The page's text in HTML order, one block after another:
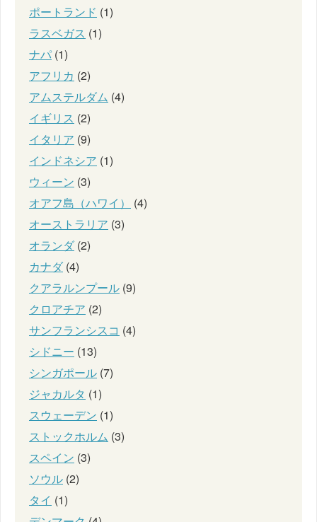
ポートランド (1)
ラスベガス (1)
ナパ (1)
アフリカ (2)
アムステルダム (4)
イギリス (2)
イタリア (9)
インドネシア (1)
ウィーン (3)
オアフ島（ハワイ）
(4)
オーストラリア (3)
オランダ(2)
カナダ(4)
クアラルンプール (9)
クロアチア (2)
サンフランシスコ (4)
シドニー (13)
シンガポール (7)
ジャカルタ (1)
スウェーデン (1)
ストックホルム (3)
スペイン (3)
ソウル (2)
タイ (1)